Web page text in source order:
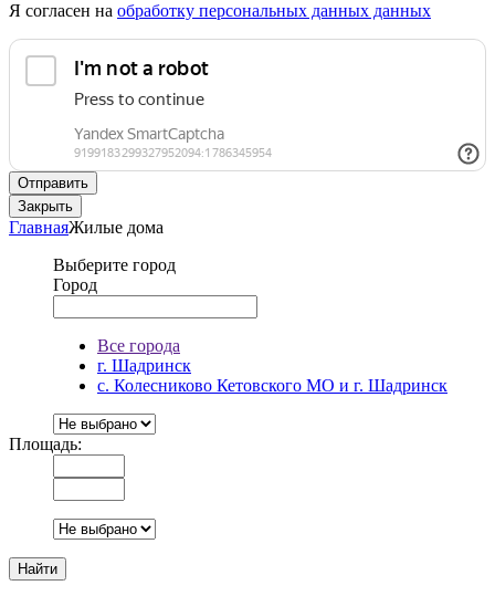
Я согласен на обработку персональных данных данных
Отправить
Закрыть
ГлавнаяЖилые дома
Выберите город
Город
Все города
г. Шадринск
с. Колесниково Кетовского МО и г. Шадринск
Площадь: